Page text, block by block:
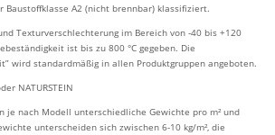
Baustoffklasse A2 (nicht brennbar) klassifiziert.
Texturverschlechterung im Bereich von -40 bis +120
ist bis zu 800 °C gegeben. Die
wird standardmäßig in allen Produktgruppen angeboten.
NATURSTEIN
je nach Modell unterschiedliche Gewichte pro m² und
unterscheiden sich zwischen 6-10 kg/m², die